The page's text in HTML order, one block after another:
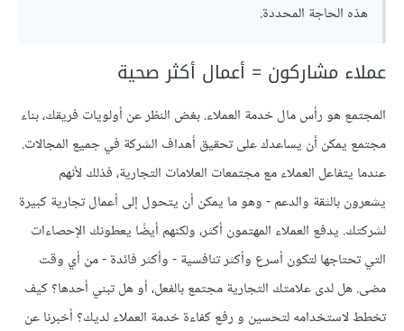
هذه الحاجة المحددة.
عملاء مشاركون = أعمال أكثر صحية
المجتمع هو رأس مال خدمة العملاء. بغض النظر عن أولويات فريقك، بناء
مجتمع يمكن أن يساعدك على تحقيق أهداف الشركة في جميع المجالات.
عندما يتفاعل العملاء مع مجتمعات العلامات التجارية، فذلك لأنهم
يشعرون بالثقة والدعم - وهو ما يمكن أن يتحول إلى أعمال تجارية كبيرة
لشركتك. يدفع العملاء المهتمون أكثر، ولكنهم أيضًا يعطونك الإحصاءات
التي تحتاجها لتكون أسرع وأكثر تنافسية - وأكثر فائدة - من أي وقت
مضى. هل لدى علامتك التجارية مجتمع بالفعل، أو هل تبني أحدها؟ كيف
تخطط لاستخدامه لتحسين و رفع كفاءة خدمة العملاء لديك؟ أخبرنا عن